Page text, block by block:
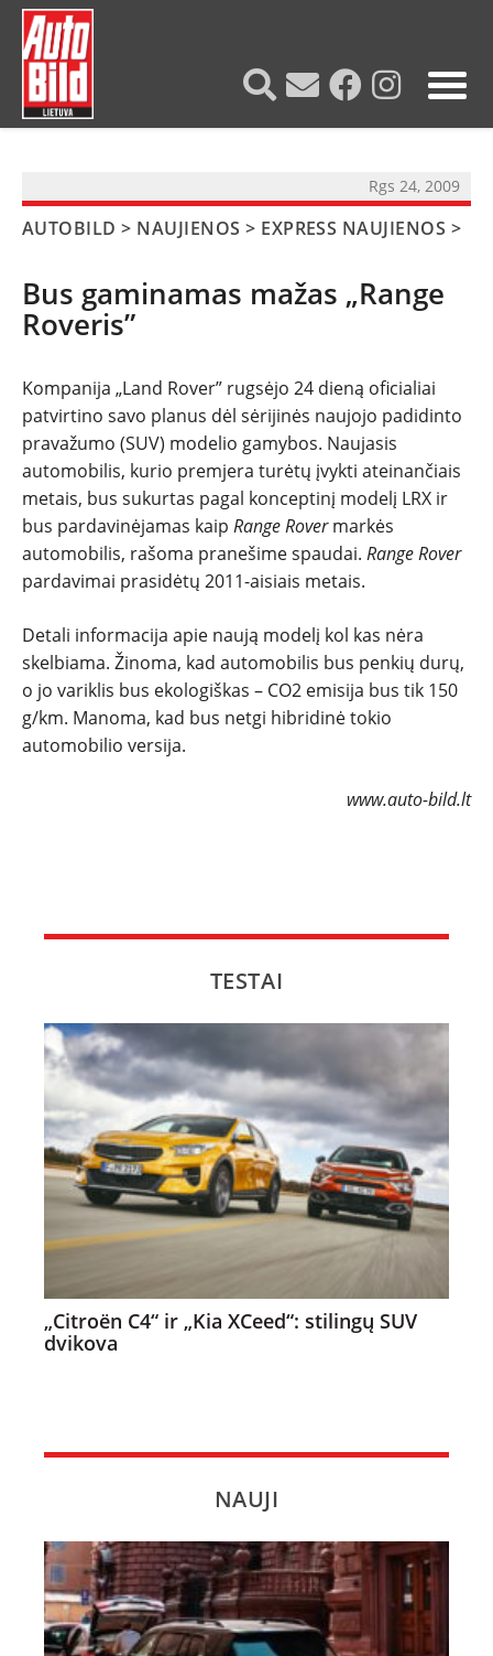
NAUJIENOS
TESTAI
NAUJI
NAUDOTI
REPORTAŽAI
SPORTAS
Rgs 24, 2009
AUTOBILD > NAUJIENOS > EXPRESS NAUJIENOS >
Bus gaminamas mažas „Range
Roveris”
Kompanija „Land Rover” rugsėjo 24 dieną oficialiai
patvirtino savo planus dėl sėrijinės naujojo padidinto
pravažumo (SUV) modelio gamybos. Naujasis
automobilis, kurio premjera turėtų įvykti ateinančiais
metais, bus sukurtas pagal konceptinį modelį LRX ir
bus pardavinėjamas kaip Range Rovermarkės
automobilis, rašoma pranešime spaudai. Range Rover
pardavimai prasidėtų 2011-aisiais metais.
Detali informacija apie naują modelį kol kas nėra
skelbiama. Žinoma, kad automobilis bus penkių durų,
o jo variklis bus ekologiškas – CO2 emisija bus tik 150
g/km. Manoma, kad bus netgi hibridinė tokio
automobilio versija.
www.auto-bild.lt
TESTAI
„Citroën C4“ ir „Kia XCeed“: stilingų SUV
dvikova
NAUJI